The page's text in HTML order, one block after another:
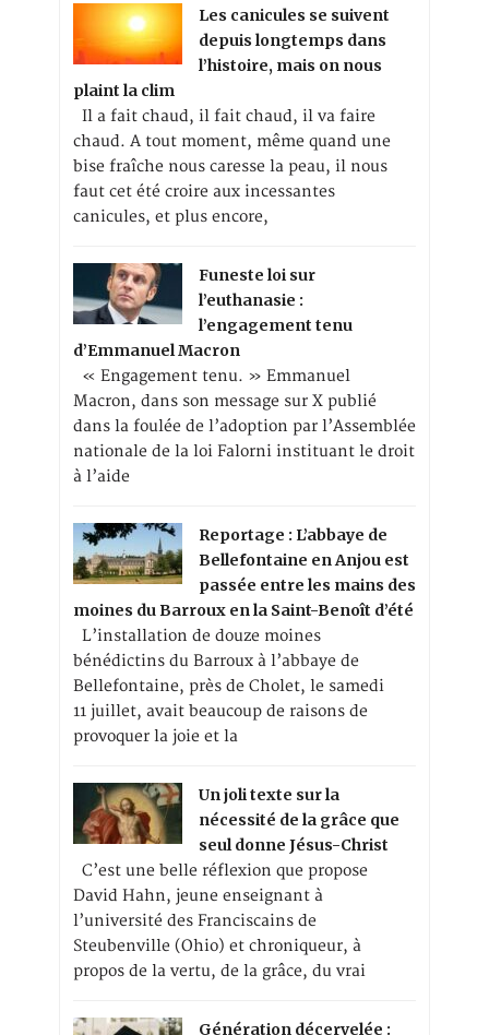
Les canicules se suivent
depuis longtemps dans
l’histoire, mais on nous
plaint la clim
Il a fait chaud, il fait chaud, il va faire
chaud. A tout moment, même quand une
bise fraîche nous caresse la peau, il nous
faut cet été croire aux incessantes
canicules, et plus encore,
Funeste loi sur
l’euthanasie :
l’engagement tenu
d’Emmanuel Macron
« Engagement tenu. » Emmanuel
Macron, dans son message sur X publié
dans la foulée de l’adoption par l’Assemblée
nationale de la loi Falorni instituant le droit
à l’aide
Reportage : L’abbaye de
Bellefontaine en Anjou est
passée entre les mains des
moines du Barroux en la Saint-Benoît d’été
L’installation de douze moines
bénédictins du Barroux à l’abbaye de
Bellefontaine, près de Cholet, le samedi
11 juillet, avait beaucoup de raisons de
provoquer la joie et la
Un joli texte sur la
nécessité de la grâce que
seul donne Jésus-Christ
C’est une belle réflexion que propose
David Hahn, jeune enseignant à
l’université des Franciscains de
Steubenville (Ohio) et chroniqueur, à
propos de la vertu, de la grâce, du vrai
Génération décervelée :